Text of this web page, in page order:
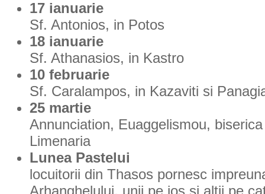
17 ianuarie
Sf. Antonios, in Potos
18 ianuarie
Sf. Athanasios, in Kastro
10 februarie
Sf. Caralampos, in Kazaviti si
25 martie
Annunciation, Euaggelismou,
Limenaria
Lunea Pastelui
locuitorii din Thasos pornesc
Arhanghelului, unii pe jos si altii pe